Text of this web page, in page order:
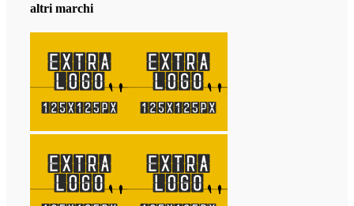
altri marchi